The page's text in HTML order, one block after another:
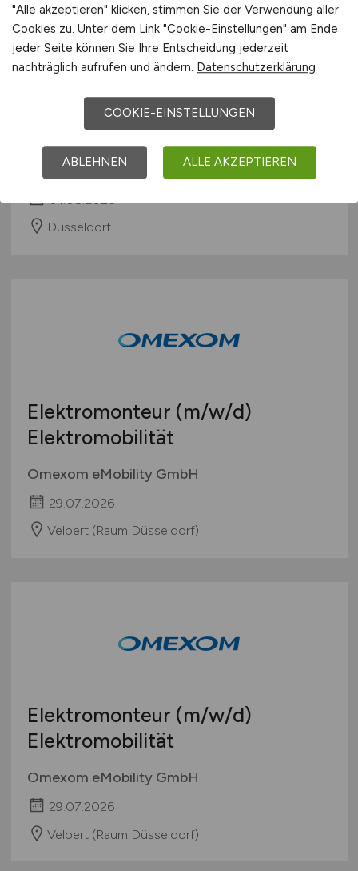
Senior Servicetechniker für
Elektromobilität(m/w/d)
OMS E-Mobility GmbH
01.08.2026
Düsseldorf
Elektromonteur (m/w/d)
Elektromobilität
Omexom eMobility GmbH
29.07.2026
Velbert (Raum Düsseldorf)
Elektromonteur (m/w/d)
Elektromobilität
Omexom eMobility GmbH
29.07.2026
Velbert (Raum Düsseldorf)
"Alle akzeptieren" klicken, stimmen Sie der Verwendung aller
Cookies zu. Unter dem Link "Cookie-Einstellungen" am Ende
jeder Seite können Sie Ihre Entscheidung jederzeit
nachträglich aufrufen und ändern. Datenschutzerklärung
COOKIE-EINSTELLUNGEN
ABLEHNEN ALLE AKZEPTIEREN